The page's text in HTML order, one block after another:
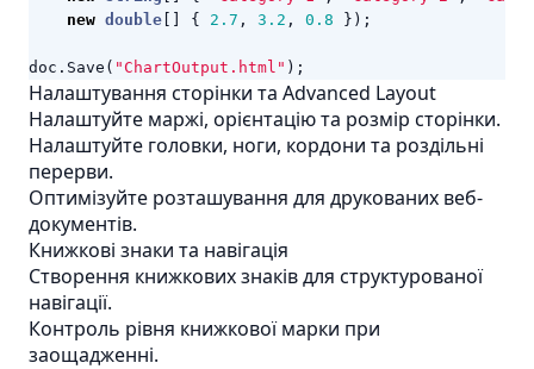
new double { 2.7 , 3.2 , 0.8 });
doc . Save ( "ChartOutput.html" );
Налаштування сторінки та Advanced Layout
Налаштуйте маржі, орієнтацію та розмір сторінки.
Налаштуйте головки, ноги, кордони та роздільні
перерви.
Оптимізуйте розташування для друкованих веб-
документів.
Книжкові знаки та навігація
Створення книжкових знаків для структурованої
навігації.
Контроль рівня книжкової марки при
заощадженні.